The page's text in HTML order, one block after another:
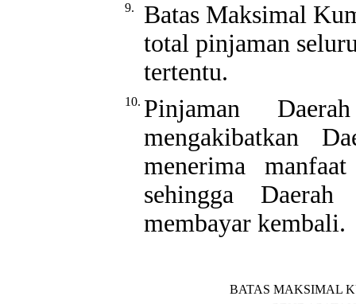
9.
Batas Maksimal
total pinjaman
tertentu.
10. Pinjaman
mengakibatkan
menerima
sehingga
membayar kembali.
BATAS MAKSIMAL